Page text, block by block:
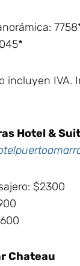
incluyen IVA.
Hotel &
$2300
Chateau